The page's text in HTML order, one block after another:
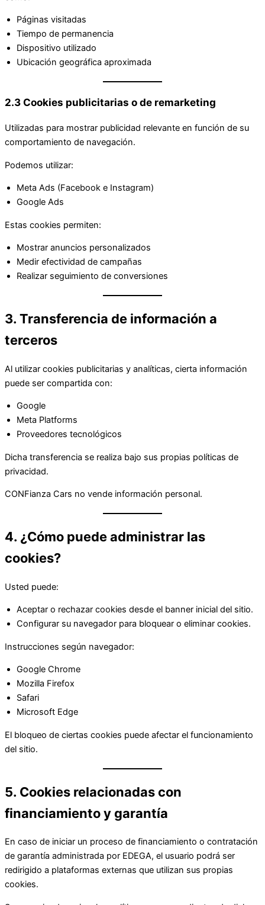
Páginas visitadas
Tiempo de permanencia
Dispositivo utilizado
Ubicación geográfica aproximada
2.3 Cookies publicitarias o de remarketing
Utilizadas para mostrar publicidad relevante en función de su
comportamiento de navegación.
Podemos utilizar:
Meta Ads (Facebook e Instagram)
Google Ads
Estas cookies permiten:
Mostrar anuncios personalizados
Medir efectividad de campañas
Realizar seguimiento de conversiones
3. Transferencia de información a
terceros
Al utilizar cookies publicitarias y analíticas, cierta información
puede ser compartida con:
Google
Meta Platforms
Proveedores tecnológicos
Dicha transferencia se realiza bajo sus propias políticas de
privacidad.
CONFianza Cars no vende información personal.
4. ¿Cómo puede administrar las
cookies?
Usted puede:
Aceptar o rechazar cookies desde el banner inicial del sitio.
Configurar su navegador para bloquear o eliminar cookies.
Instrucciones según navegador:
Google Chrome
Mozilla Firefox
Safari
Microsoft Edge
El bloqueo de ciertas cookies puede afectar el funcionamiento
del sitio.
5. Cookies relacionadas con
financiamiento y garantía
En caso de iniciar un proceso de financiamiento o contratación
de garantía administrada por EDEGA, el usuario podrá ser
redirigido a plataformas externas que utilizan sus propias
cookies.